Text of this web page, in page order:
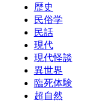
歴史
民俗学
民話
現代
現代怪談
異世界
臨死体験
超自然